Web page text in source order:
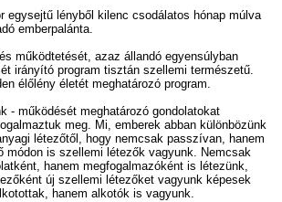
egysejtű lényből kilenc csodálatos hónap múlva
emberpalánta.
működtetését, azaz állandó egyensúlyban
irányító program tisztán szellemi természetű.
élőlény életét meghatározó program.
- működését meghatározó gondolatokat
meg. Mi, emberek abban különbözünk
létezőtől, hogy nemcsak passzívan, hanem
módon is szellemi létezők vagyunk. Nemcsak
hanem megfogalmazóként is létezünk,
új szellemi létezőket vagyunk képesek
hanem alkotók is vagyunk.